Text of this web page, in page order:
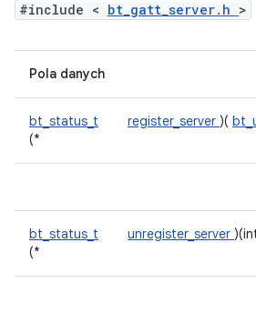
#include < bt_gatt_server.h >
Pola danych
bt_status_t
(*
register_server )(
bt_status_t
(*
unregister_server